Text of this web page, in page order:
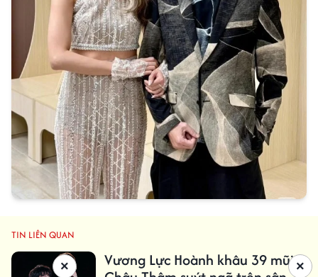
TIN LIÊN QUAN
Vương Lực Hoành khâu 39 mũi,×
×